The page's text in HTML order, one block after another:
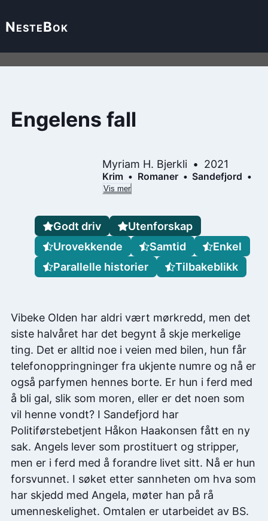
NesteBok
Engelens fall
Myriam H. Bjerkli 2021
Krim Romaner Sandefjord
Vis mer
Vibeke Olden har aldri vært mørkredd, men det
siste halvåret har det begynt å skje merkelige
ting. Det er alltid noe i veien med bilen, hun får
telefonoppringninger fra ukjente numre og nå er
også parfymen hennes borte. Er hun i ferd med
å bli gal, slik som moren, eller er det noen som
vil henne vondt? I Sandefjord har
Politiførstebetjent Håkon Haakonsen fått en ny
sak. Angels lever som prostituert og stripper,
men er i ferd med å forandre livet sitt. Nå er hun
forsvunnet. I søket etter sannheten om hva som
har skjedd med Angela, møter han på rå
umenneskelighet. Omtalen er utarbeidet av BS.
Godt driv
Utenforskap
Urovekkende
Samtid
Enkel
Parallelle historier
Tilbakeblikk